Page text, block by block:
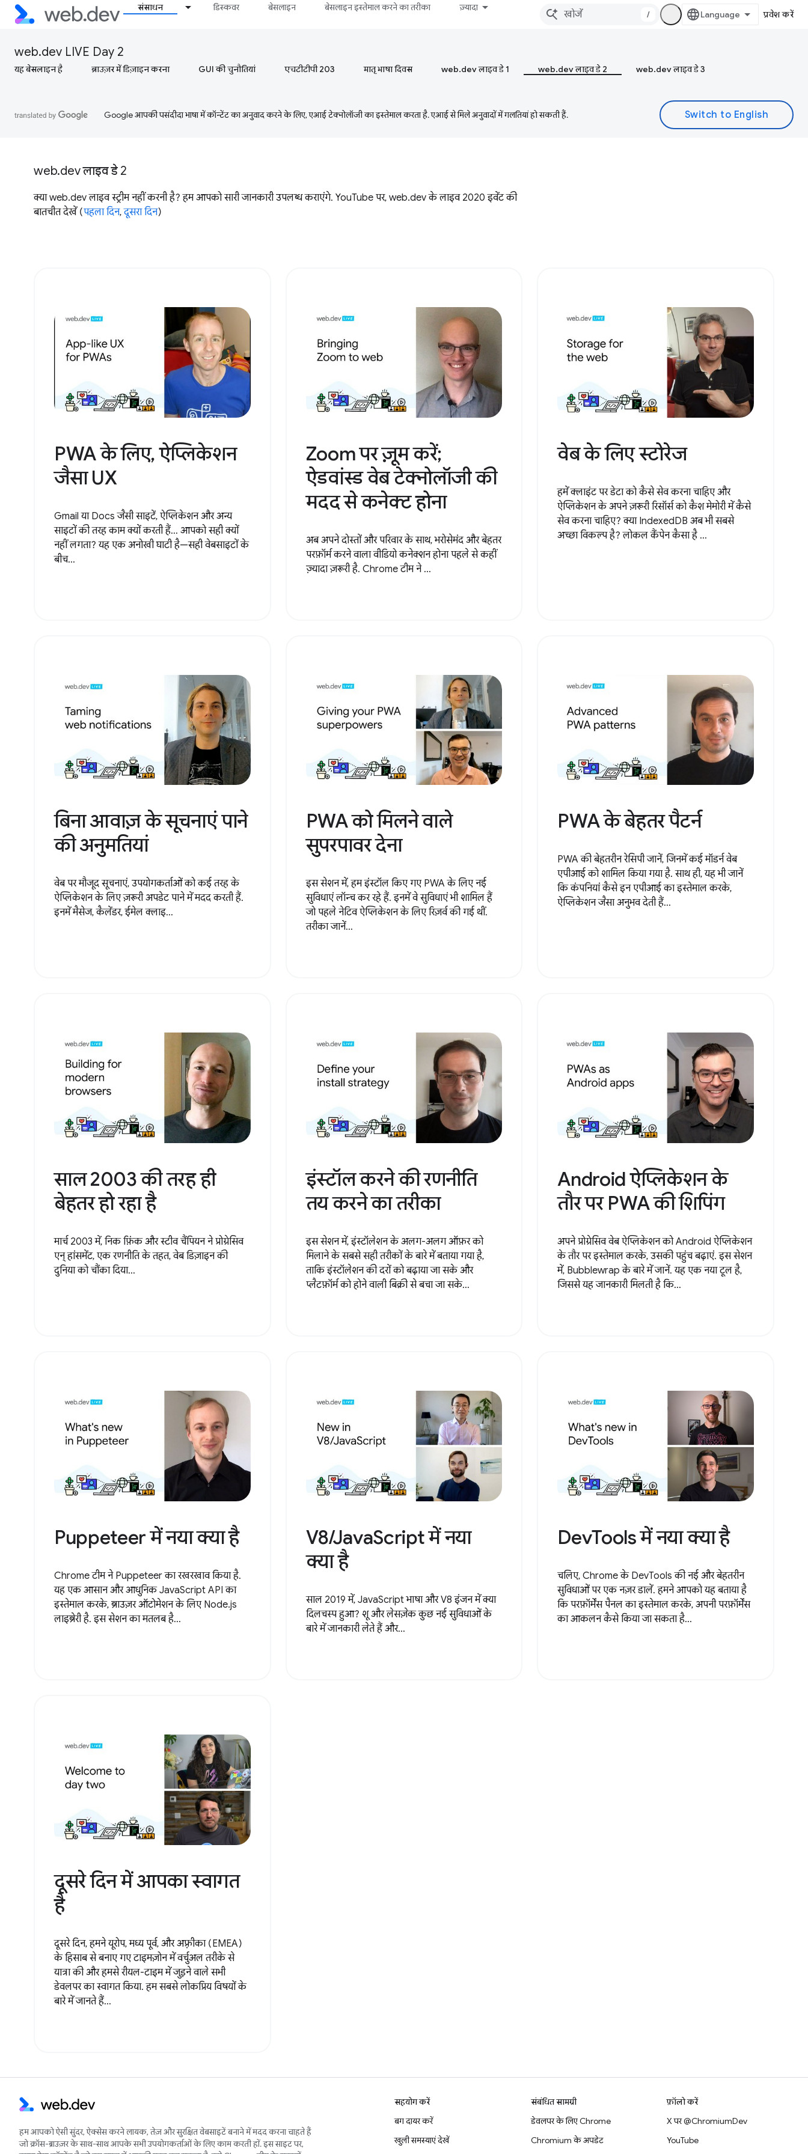
संसाधन डिस्कवर बेसलाइन बेसलाइन इस्तेमाल करने का तरीका ज़्यादा
/ प्रवेश करें
web.dev LIVE Day 2
यह बेसलाइन है ब्राउज़र में डिज़ाइन करना GUI की चुनौतियां एचटीटीपी 203 मातृ भाषा दिवस web.dev लाइव डे 1 web.dev लाइव डे 2 web.dev लाइव डे 3
Google आपकी पसंदीदा भाषा में कॉन्टेंट का अनुवाद करने के लिए, एआई टेक्नोलॉजी का इस्तेमाल करता है. एआई से मिले अनुवादों में गलतियां हो सकती हैं.
web.dev लाइव डे 2
क्या web.dev लाइव स्ट्रीम नहीं करनी है? हम आपको सारी जानकारी उपलब्ध कराएंगे. YouTube पर, web.dev के लाइव 2020 इवेंट की
बातचीत देखें (पहला दिन,दूसरा दिन)
PWA के लिए, ऐप्लिकेशन
जैसा UX
Gmail या Docs जैसी साइटें, ऐप्लिकेशन और अन्य
साइटों की तरह काम क्यों करती हैं... आपको सही क्यों
नहीं लगता? यह एक अनोखी घाटी है—सही वेबसाइटों के
बीच...
Zoom पर ज़ूम करें;
ऐडवांस्ड वेब टेक्नोलॉजी की
मदद से कनेक्ट होना
अब अपने दोस्तों और परिवार के साथ, भरोसेमंद और बेहतर
परफ़ॉर्म करने वाला वीडियो कनेक्शन होना पहले से कहीं
ज़्यादा ज़रूरी है. Chrome टीम ने ...
वेब के लिए स्टोरेज
हमें क्लाइंट पर डेटा को कैसे सेव करना चाहिए और
ऐप्लिकेशन के अपने ज़रूरी रिसॉर्स को कैश मेमोरी में कैसे
सेव करना चाहिए? क्या IndexedDB अब भी सबसे
अच्छा विकल्प है? लोकल कैंपेन कैसा है ...
बिना आवाज़ के सूचनाएं पाने
की अनुमतियां
वेब पर मौजूद सूचनाएं, उपयोगकर्ताओं को कई तरह के
ऐप्लिकेशन के लिए ज़रूरी अपडेट पाने में मदद करती हैं.
इनमें मैसेज, कैलेंडर, ईमेल क्लाइ...
PWA को मिलने वाले
सुपरपावर देना
इस सेशन में, हम इंस्टॉल किए गए PWA के लिए नई
सुविधाएं लॉन्च कर रहे हैं. इनमें वे सुविधाएं भी शामिल हैं
जो पहले नेटिव ऐप्लिकेशन के लिए रिज़र्व की गई थीं.
तरीका जानें...
PWA के बेहतर पैटर्न
PWA की बेहतरीन रेसिपी जानें, जिनमें कई मॉडर्न वेब
एपीआई को शामिल किया गया है. साथ ही, यह भी जानें
कि कंपनियां कैसे इन एपीआई का इस्तेमाल करके,
ऐप्लिकेशन जैसा अनुभव देती हैं...
साल 2003 की तरह ही
बेहतर हो रहा है
मार्च 2003 में, निक फ़िंक और स्टीव चैंपियन ने प्रोग्रेसिव
एन् हांसमेंट, एक रणनीति के तहत, वेब डिज़ाइन की
दुनिया को चौंका दिया...
इंस्टॉल करने की रणनीति
तय करने का तरीका
इस सेशन में, इंस्टॉलेशन के अलग-अलग ऑफ़र को
मिलाने के सबसे सही तरीकों के बारे में बताया गया है,
ताकि इंस्टॉलेशन की दरों को बढ़ाया जा सके और
प्लैटफ़ॉर्म को होने वाली बिक्री से बचा जा सके...
Android ऐप्लिकेशन के
तौर पर PWA की शिपिंग
अपने प्रोग्रेसिव वेब ऐप्लिकेशन को Android ऐप्लिकेशन
के तौर पर इस्तेमाल करके, उसकी पहुंच बढ़ाएं. इस सेशन
में, Bubblewrap के बारे में जानें. यह एक नया टूल है,
जिससे यह जानकारी मिलती है कि...
Puppeteer में नया क्या है
Chrome टीम ने Puppeteer का रखरखाव किया है.
यह एक आसान और आधुनिक JavaScript API का
इस्तेमाल करके, ब्राउज़र ऑटोमेशन के लिए Node.js
लाइब्रेरी है. इस सेशन का मतलब है...
V8/JavaScript में नया
क्या है
साल 2019 में, JavaScript भाषा और V8 इंजन में क्या
दिलचस्प हुआ? शू और लेसज़ेक कुछ नई सुविधाओं के
बारे में जानकारी लेते हैं और...
DevTools में नया क्या है
चलिए, Chrome के DevTools की नई और बेहतरीन
सुविधाओं पर एक नज़र डालें. हमने आपको यह बताया है
कि परफ़ॉर्मेंस पैनल का इस्तेमाल करके, अपनी परफ़ॉर्मेंस
का आकलन कैसे किया जा सकता है...
दूसरे दिन में आपका स्वागत
है
दूसरे दिन, हमने यूरोप, मध्य पूर्व, और अफ़्रीका (EMEA)
के हिसाब से बनाए गए टाइमज़ोन में वर्चुअल तरीके से
यात्रा की और हमसे रीयल-टाइम में जुड़ने वाले सभी
डेवलपर का स्वागत किया. हम सबसे लोकप्रिय विषयों के
बारे में जानते हैं...
हम आपको ऐसी सुंदर, ऐक्सेस करने लायक, तेज़ और सुरक्षित वेबसाइटें बनाने में मदद करना चाहते हैं
जो क्रॉस-ब्राउज़र के साथ-साथ आपके सभी उपयोगकर्ताओं के लिए काम करती हों. इस साइट पर,
सहयोग करें
बग दायर करें
खुली समस्याएं देखें
संबंधित सामग्री
डेवलपर के लिए Chrome
Chromium के अपडेट
फ़ॉलो करें
X पर @ChromiumDev
YouTube